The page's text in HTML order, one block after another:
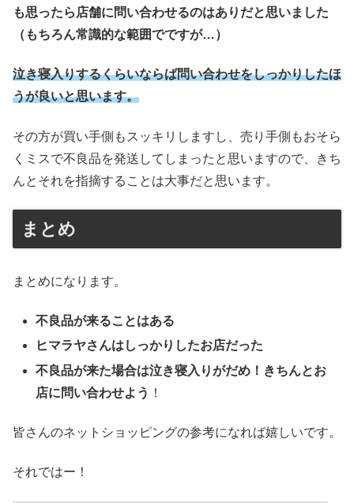
も思ったら店舗に問い合わせるのはありだと思いました
（もちろん常識的な範囲でですが…）
泣き寝入りするくらいならば問い合わせをしっかりしたほ
うが良いと思います。
その方が買い手側もスッキリしますし、売り手側もおそら
くミスで不良品を発送してしまったと思いますので、きち
んとそれを指摘することは大事だと思います。
まとめ
まとめになります。
不良品が来ることはある
ヒマラヤさんはしっかりしたお店だった
不良品が来た場合は泣き寝入りがだめ！きちんとお
店に問い合わせよう ！
皆さんのネットショッピングの参考になれば嬉しいです。
それではー！